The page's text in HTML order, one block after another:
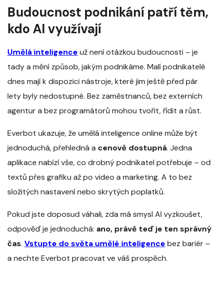
Budoucnost podnikání patří těm,
kdo AI využívají
Umělá inteligence už není otázkou budoucnosti – je
tady a mění způsob, jakým podnikáme. Malí podnikatelé
dnes mají k dispozici nástroje, které jim ještě před pár
lety byly nedostupné. Bez zaměstnanců, bez externích
agentur a bez programátorů mohou tvořit, řídit a růst.
Everbot ukazuje, že umělá inteligence online může být
jednoduchá, přehledná a cenově dostupná. Jedna
aplikace nabízí vše, co drobný podnikatel potřebuje – od
textů přes grafiku až po video a marketing. A to bez
složitých nastavení nebo skrytých poplatků.
Pokud jste doposud váhali, zda má smysl AI vyzkoušet,
odpověď je jednoduchá: ano, právě teď je ten správný
čas. Vstupte do světa umělé inteligence bez bariér –
a nechte Everbot pracovat ve váš prospěch.